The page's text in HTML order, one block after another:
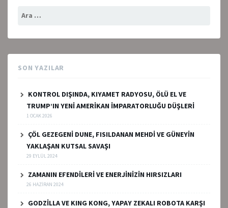
Arama:
SON YAZILAR
KONTROL DIŞINDA, KIYAMET RADYOSU, ÖLÜ EL VE
TRUMP’IN YENİ AMERİKAN İMPARATORLUĞU DÜŞLERİ
1 OCAK 2026
ÇÖL GEZEGENİ DUNE, FISILDANAN MEHDİ VE GÜNEYİN
YAKLAŞAN KUTSAL SAVAŞI
29 EYLÜL 2024
ZAMANIN EFENDİLERİ VE ENERJİNİZİN HIRSIZLARI
26 HAZIRAN 2024
GODZİLLA VE KING KONG, YAPAY ZEKALI ROBOTA KARŞI